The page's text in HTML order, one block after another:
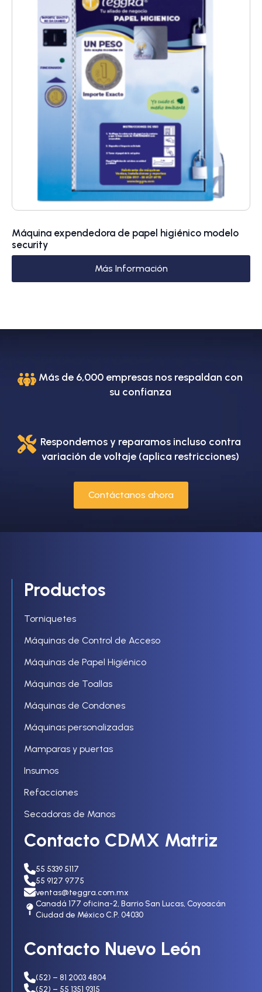
Máquina expendedora de papel higiénico modelo
security
Más Información
Más de 6,000 empresas nos respaldan con
su confianza
Respondemos y reparamos incluso contra
variación de voltaje (aplica restricciones)
Contáctanos ahora
Productos
Torniquetes
Máquinas de Control de Acceso
Máquinas de Papel Higiénico
Máquinas de Toallas
Máquinas de Condones
Máquinas personalizadas
Mamparas y puertas
Insumos
Refacciones
Secadoras de Manos
Contacto CDMX Matriz
55 5339 5117
55 9127 9775
ventas@teggra.com.mx
Canadá 177 oficina-2, Barrio San Lucas, Coyoacán
Ciudad de México C.P. 04030
Contacto Nuevo León
(52) – 81 2003 4804
(52) – 55 1351 9315